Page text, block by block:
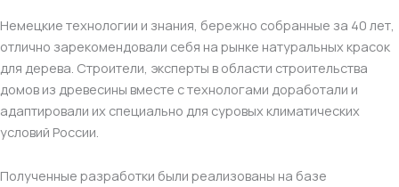
Немецкие технологии и знания, бережно собранные за 40 лет,
отлично зарекомендовали себя на рынке натуральных красок
для дерева. Строители, эксперты в области строительства
домов из древесины вместе с технологами доработали и
адаптировали их специально для суровых климатических
условий России.
Полученные разработки были реализованы на базе